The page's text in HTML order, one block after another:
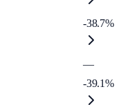
-38.7%
—
-39.1%